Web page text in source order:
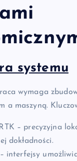
systemu
wymaga
a maszyną.
– precyzyjna
dokładności.
interfejsy